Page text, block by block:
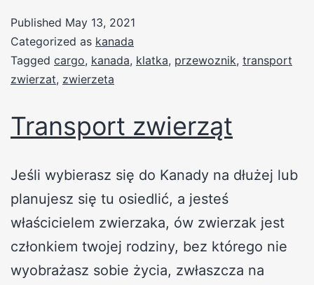
Published May 13, 2021
Categorized as kanada
Tagged cargo, kanada, klatka, przewoznik, transport
zwierzat, zwierzeta
Transport zwierząt
Jeśli wybierasz się do Kanady na dłużej lub
planujesz się tu osiedlić, a jesteś
właścicielem zwierzaka, ów zwierzak jest
członkiem twojej rodziny, bez którego nie
wyobrażasz sobie życia, zwłaszcza na